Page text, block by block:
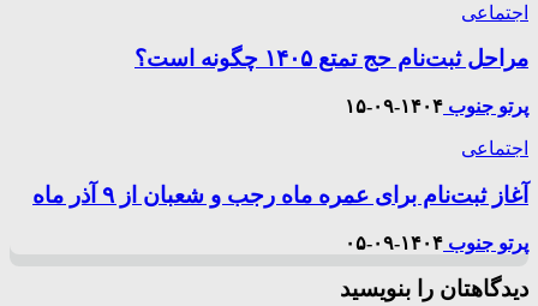
اجتماعی
مراحل ثبت‌نام حج تمتع ۱۴۰۵ چگونه است؟
پرتو جنوب ۱۴۰۴-۰۹-۱۵
اجتماعی
آغاز ثبت‌نام برای عمره ماه رجب و شعبان از ۹ آذر ماه
پرتو جنوب ۱۴۰۴-۰۹-۰۵
دیدگاهتان را بنویسید